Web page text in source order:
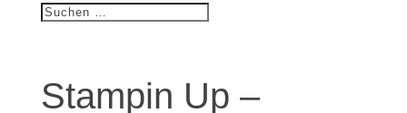
Stampin Up –